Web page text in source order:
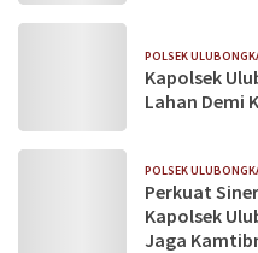
POLSEK
Kapolsek
Lahan Demi
POLSEK
Perkuat
Kapolsek
Jaga